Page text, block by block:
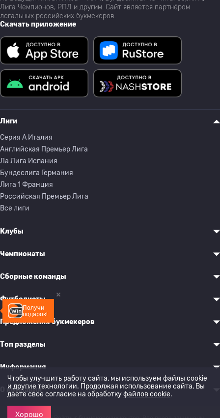
Получи
подарок!
Лига Чемпионов, РПЛ и другим. Сайт является партнёром
легальных российских букмекеров.
Скачать приложение
Лиги
Серия A Италия
Английская Премьер Лига
Ла Лига Испания
Бундеслига Германия
Лига 1 Франция
Российская Премьер Лига
Все лиги
Клубы
Чемпионаты
Сборные команды
Футболисты
Предложения букмекеров
Топ разделы
Информация
О компании
Чтобы улучшить работу сайта, мы используем файлы cookie
и другие технологии. Продолжая использование сайта, Вы
даете свое согласие на обработкуфайлов cookie.
Хорошо